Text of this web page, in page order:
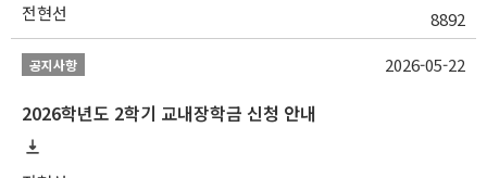
전현선 8892
공지사항
2026학년도 2학기 교내장학금 신청 안내
2026-05-22